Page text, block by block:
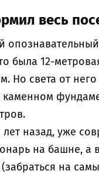
весь
была 12-
Но света от
каменном
лет назад, уже
на башне, а
на